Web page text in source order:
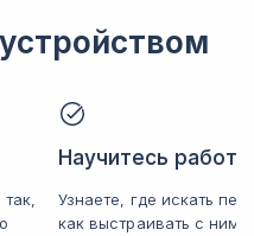
Научитесь
Узнаете, где искать
как выстраивать с